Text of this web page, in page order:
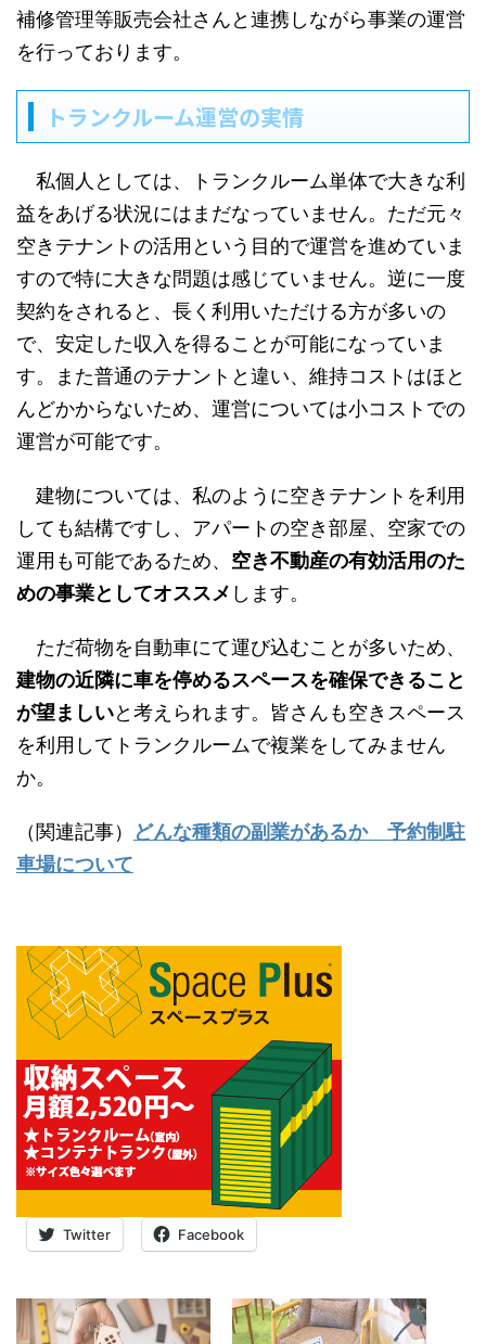
補修管理等販売会社さんと連携しながら事業の運営
を行っております。
トランクルーム運営の実情
私個人としては、トランクルーム単体で大きな利
益をあげる状況にはまだなっていません。ただ元々
空きテナントの活用という目的で運営を進めていま
すので特に大きな問題は感じていません。逆に一度
契約をされると、長く利用いただける方が多いの
で、安定した収入を得ることが可能になっていま
す。また普通のテナントと違い、維持コストはほと
んどかからないため、運営については小コストでの
運営が可能です。
建物については、私のように空きテナントを利用
しても結構ですし、アパートの空き部屋、空家での
運用も可能であるため、 空き不動産の有効活用のた
めの事業としてオススメ します。
ただ荷物を自動車にて運び込むことが多いため、
建物の近隣に車を停めるスペースを確保できること
が望ましいと考えられます。皆さんも空きスペース
を利用してトランクルームで複業をしてみません
か。
（関連記事）
どんな種類の副業があるか 予約制駐
車場について
Twitter Facebook